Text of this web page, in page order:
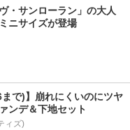
・サンローラン」の大人
ニサイズが登場
まで)】崩れにくいのにツヤ
ンデ＆下地セット
ィズ)